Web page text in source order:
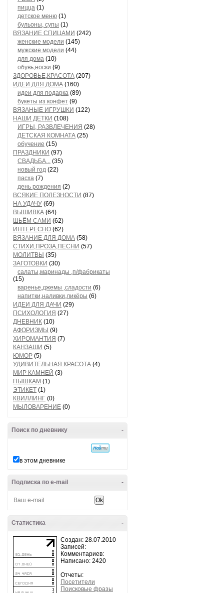
пицца (1)
детское меню (1)
бульоны, супы (1)
ВЯЗАНИЕ СПИЦАМИ (242)
женские модели (145)
мужские модели (44)
для дома (10)
обувь,носки (9)
ЗДОРОВЬЕ,КРАСОТА (207)
ИДЕИ ДЛЯ ДОМА (160)
идеи для подарка (89)
букеты из конфет (9)
ВЯЗАНЫЕ ИГРУШКИ (122)
НАШИ ДЕТКИ (108)
ИГРЫ, РАЗВЛЕЧЕНИЯ (28)
ДЕТСКАЯ КОМНАТА (25)
обучение (15)
ПРАЗДНИКИ (97)
СВАДЬБА... (35)
новый год (22)
пасха (7)
день рождения (2)
ВСЯКИЕ ПОЛЕЗНОСТИ (87)
НА УДАЧУ (69)
ВЫШИВКА (64)
ШЬЁМ САМИ (62)
ИНТЕРЕСНО (62)
ВЯЗАНИЕ ДЛЯ ДОМА (58)
СТИХИ,ПРОЗА,ПЕСНИ (57)
МОЛИТВЫ (35)
ЗАГОТОВКИ (30)
салаты,маринады ,п/фабрикаты
(15)
варенье,джемы ,сладости (6)
напитки,наливки,ликёры (6)
ИДЕИ ДЛЯ ДАЧИ (29)
ПСИХОЛОГИЯ (27)
ДНЕВНИК (10)
АФОРИЗМЫ (9)
ХИРОМАНТИЯ (7)
КАНЗАШИ (5)
ЮМОР (5)
УДИВИТЕЛЬНАЯ КРАСОТА (4)
МИР КАМНЕЙ (3)
ПЫШКАМ (1)
ЭТИКЕТ (1)
КВИЛЛИНГ (0)
МЫЛОВАРЕНИЕ (0)
-
Поиск по дневнику
в этом дневнике
-
Подписка по e-mail
-
Статистика
Создан: 28.07.2010
Записей:
Комментариев:
Написано: 2420
Отчеты:
Посетители
Поисковые фразы